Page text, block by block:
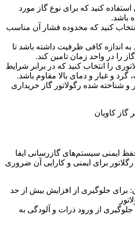
استفاده کنید که برای نوع گاز مورد
باشد.
کنید که محدوده فشار آن مناسب
به اندازه کافی ظرفیت داشته باشد تا
را در واحد زمان تامین کند.
را انتخاب کنید که در برابر شرایط
و غبار و دمای بالا مقاوم باشد.
و شناخته شده رگولاتور گاز خریداری
ایمنی سیستم‌های گازرسانی ایفا
برای ایمنی و کارایی آن ضروری
برای جلوگیری از افزایش بیش از حد
از ورود ذرات و آلودگی به